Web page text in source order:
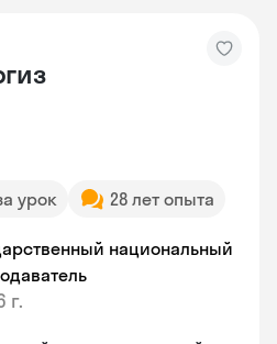
урок 28 лет опыта
национальный
г.